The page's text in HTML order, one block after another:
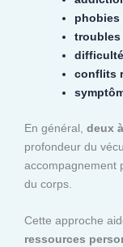
phobies
troubles
conflits
En général, deux
profondeur du
accompagnement
du corps.
Cette approche
ressources